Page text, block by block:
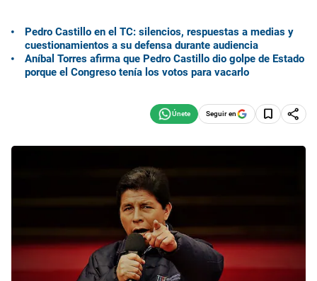
Pedro Castillo en el TC: silencios, respuestas a medias y
cuestionamientos a su defensa durante audiencia
Aníbal Torres afirma que Pedro Castillo dio golpe de Estado
porque el Congreso tenía los votos para vacarlo
Seguir en